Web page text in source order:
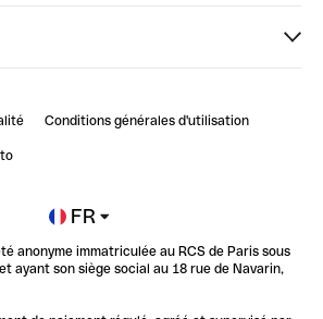
carrières/productivité
Conditions générales d'utilisation
FR
anonyme immatriculée au RCS de Paris sous
ayant son siège social au 18 rue de Navarin,